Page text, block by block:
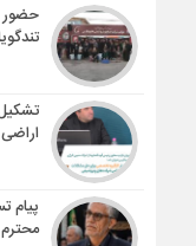
حضور
پیام